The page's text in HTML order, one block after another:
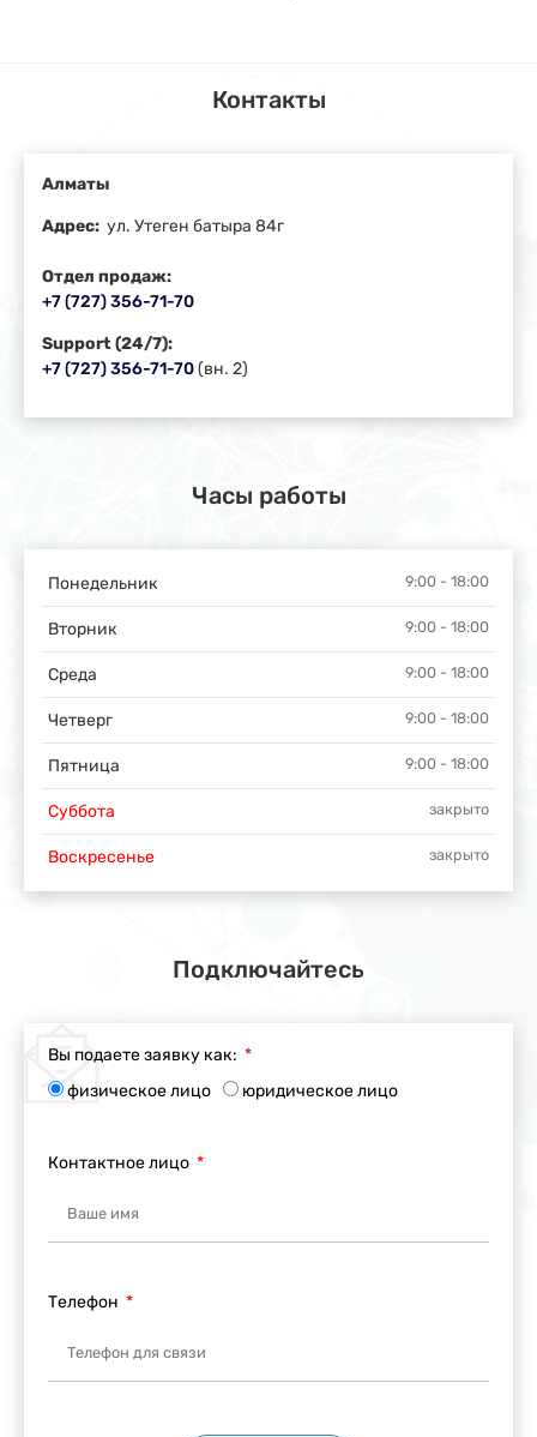
Контакты
Алматы
Адрес: ул. Утеген батыра 84г
Отдел продаж:
+7 (727) 356-71-70
Support (24/7):
+7 (727) 356-71-70(вн. 2)
Часы работы
Понедельник 9:00 - 18:00
Вторник 9:00 - 18:00
Среда 9:00 - 18:00
Четверг 9:00 - 18:00
Пятница 9:00 - 18:00
Суббота закрыто
Воскресенье закрыто
Подключайтесь
Вы подаете заявку как:
физическое лицо
юридическое лицо
Контактное лицо
Телефон